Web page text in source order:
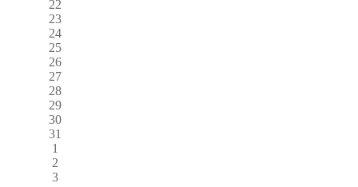
22
23
24
25
26
27
28
29
30
31
1
2
3